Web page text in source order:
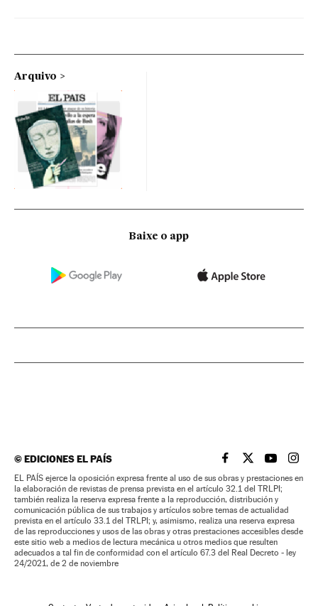
Arquivo
Baixe o app
©EDICIONES EL PAÍS EL PAÍS BRASIL EN
EL PAÍSEL PAÍS
EL
EL PAÍS ejerce la oposición expresa frente al uso de sus obras y prestaciones en
la elaboración de revistas de prensa prevista en el artículo 32.1 del TRLPI;
también realiza la reserva expresa frente a la reproducción, distribución y
comunicación pública de sus trabajos y artículos sobre temas de actualidad
prevista en el artículo 33.1 del TRLPI; y, asimismo, realiza una reserva expresa
de las reproducciones y usos de las obras y otras prestaciones accesibles desde
este sitio web a medios de lectura mecánica u otros medios que resulten
adecuados a tal fin de conformidad con el artículo 67.3 del Real Decreto - ley
24/2021, de 2 de noviembre